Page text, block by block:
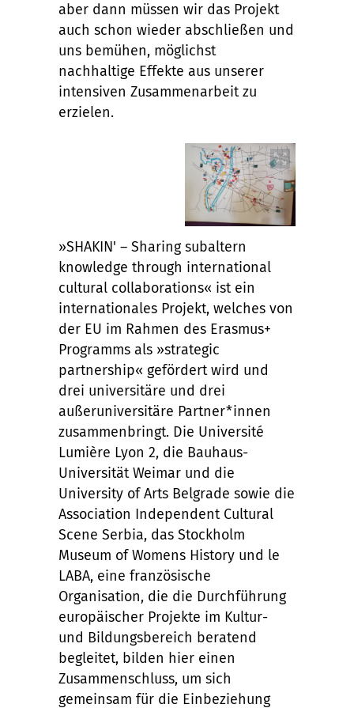
aber dann müssen wir das Projekt
auch schon wieder abschließen und
uns bemühen, möglichst
nachhaltige Effekte aus unserer
intensiven Zusammenarbeit zu
erzielen.
»SHAKIN' – Sharing subaltern
knowledge through international
cultural collaborations« ist ein
internationales Projekt, welches von
der EU im Rahmen des Erasmus+
Programms als »strategic
partnership« gefördert wird und
drei universitäre und drei
außeruniversitäre Partner*innen
zusammenbringt. Die Université
Lumière Lyon 2, die Bauhaus-
Universität Weimar und die
University of Arts Belgrade sowie die
Association Independent Cultural
Scene Serbia, das Stockholm
Museum of Womens History und le
LABA, eine französische
Organisation, die die Durchführung
europäischer Projekte im Kultur-
und Bildungsbereich beratend
begleitet, bilden hier einen
Zusammenschluss, um sich
gemeinsam für die Einbeziehung